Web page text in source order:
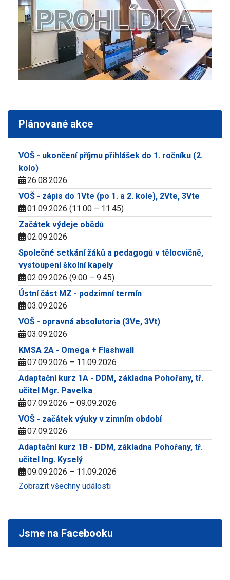
Plánované akce
VOŠ - ukončení příjmu přihlášek do 1. ročníku (2.
kolo)
26.08.2026
VOŠ - zápis do 1Vte (po 1. a 2. kole), 2Vte, 3Vte
01.09.2026 (11:00 – 11:45)
Začátek výdeje obědů
02.09.2026
Společné setkání žáků a pedagogů v tělocvičně,
vystoupení školní kapely
02.09.2026 (9:00 – 9:45)
Ústní část MZ - podzimní termín
03.09.2026
VOŠ - opravná absolutoria (3Ve, 3Vt)
03.09.2026
KMSA 2A - Omega + Flashwall
07.09.2026 – 11.09.2026
Adaptační kurz 1A - DDM, základna Pohořany, tř.
učitel Mgr. Pavelka
07.09.2026 – 09.09.2026
VOŠ - začátek výuky v zimním období
07.09.2026
Adaptační kurz 1B - DDM, základna Pohořany, tř.
učitel Ing. Kyselý
09.09.2026 – 11.09.2026
Zobrazit všechny události
Jsme na Facebooku